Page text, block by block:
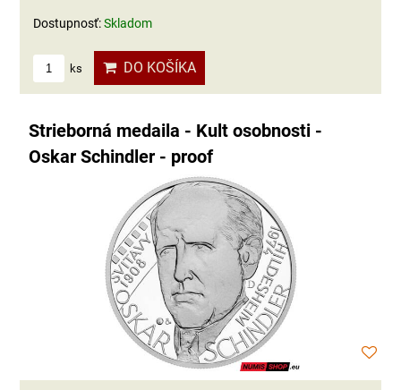
Dostupnosť:Skladom
ks DO KOŠÍKA
Strieborná medaila - Kult osobnosti -
Oskar Schindler - proof